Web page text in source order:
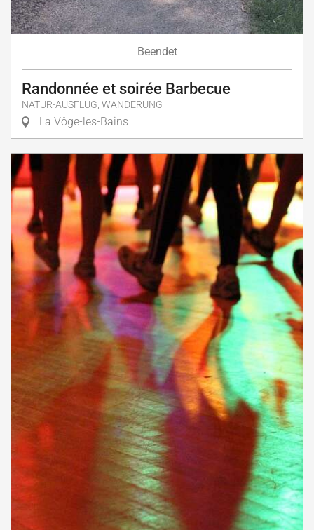
Beendet
Randonnée et soirée Barbecue
NATUR-AUSFLUG, WANDERUNG
La Vôge-les-Bains